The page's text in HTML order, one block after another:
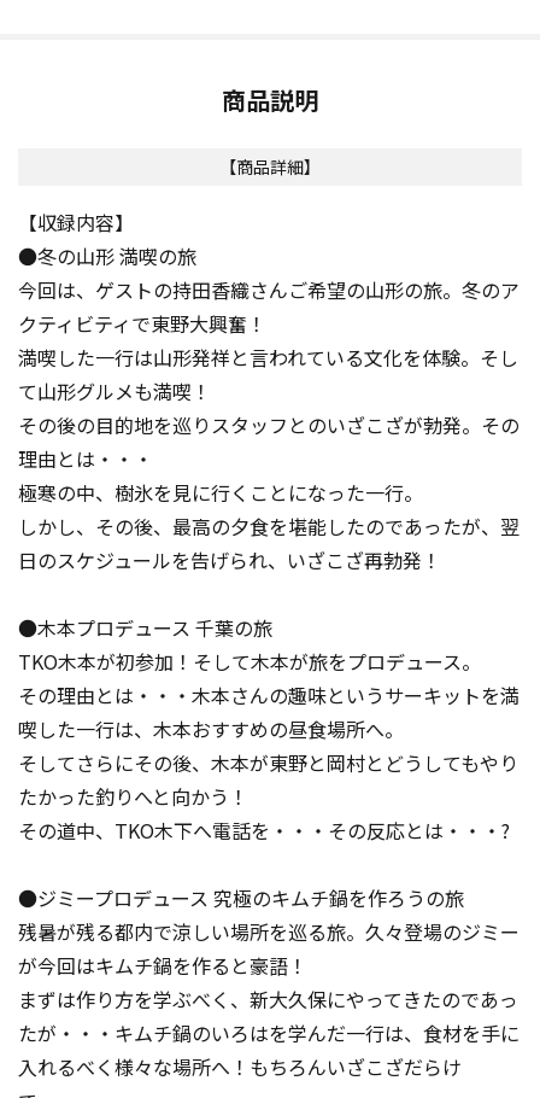
商品説明
【商品詳細】
【収録内容】
●冬の山形 満喫の旅
今回は、ゲストの持田香織さんご希望の山形の旅。冬のア
クティビティで東野大興奮！
満喫した一行は山形発祥と言われている文化を体験。そし
て山形グルメも満喫！
その後の目的地を巡りスタッフとのいざこざが勃発。その
理由とは・・・
極寒の中、樹氷を見に行くことになった一行。
しかし、その後、最高の夕食を堪能したのであったが、翌
日のスケジュールを告げられ、いざこざ再勃発！
●木本プロデュース 千葉の旅
TKO木本が初参加！そして木本が旅をプロデュース。
その理由とは・・・木本さんの趣味というサーキットを満
喫した一行は、木本おすすめの昼食場所へ。
そしてさらにその後、木本が東野と岡村とどうしてもやり
たかった釣りへと向かう！
その道中、TKO木下へ電話を・・・その反応とは・・・?
●ジミープロデュース 究極のキムチ鍋を作ろうの旅
残暑が残る都内で涼しい場所を巡る旅。久々登場のジミー
が今回はキムチ鍋を作ると豪語！
まずは作り方を学ぶべく、新大久保にやってきたのであっ
たが・・・キムチ鍋のいろはを学んだ一行は、食材を手に
入れるべく様々な場所へ！もちろんいざこざだらけ